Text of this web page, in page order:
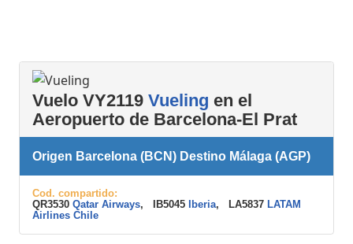
Vuelo VY2119 Vueling en el
Aeropuerto de Barcelona-El Prat
Origen Barcelona (BCN) Destino Málaga (AGP)
Cod. compartido:
QR3530 Qatar Airways, IB5045 Iberia, LA5837 LATAM
Airlines Chile